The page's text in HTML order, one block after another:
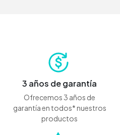
3 años de garantía
Ofrecemos 3 años de
garantía en todos* nuestros
productos